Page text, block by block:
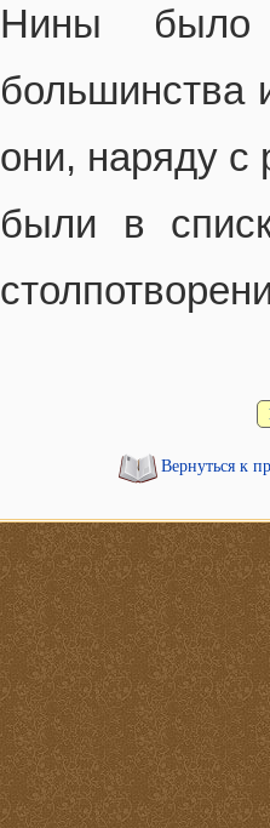
Нины было
большинства
они, наряду с
были в
Вернуться к